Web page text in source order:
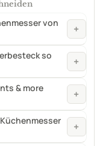
von
+
so
+
& more
+
+